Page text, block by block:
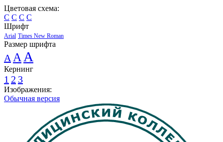
Цветовая схема:
C C C C
Шрифт
Arial Times New Roman
Размер шрифта
A A A
Кернинг
1 2 3
Изображения:
Обычная версия